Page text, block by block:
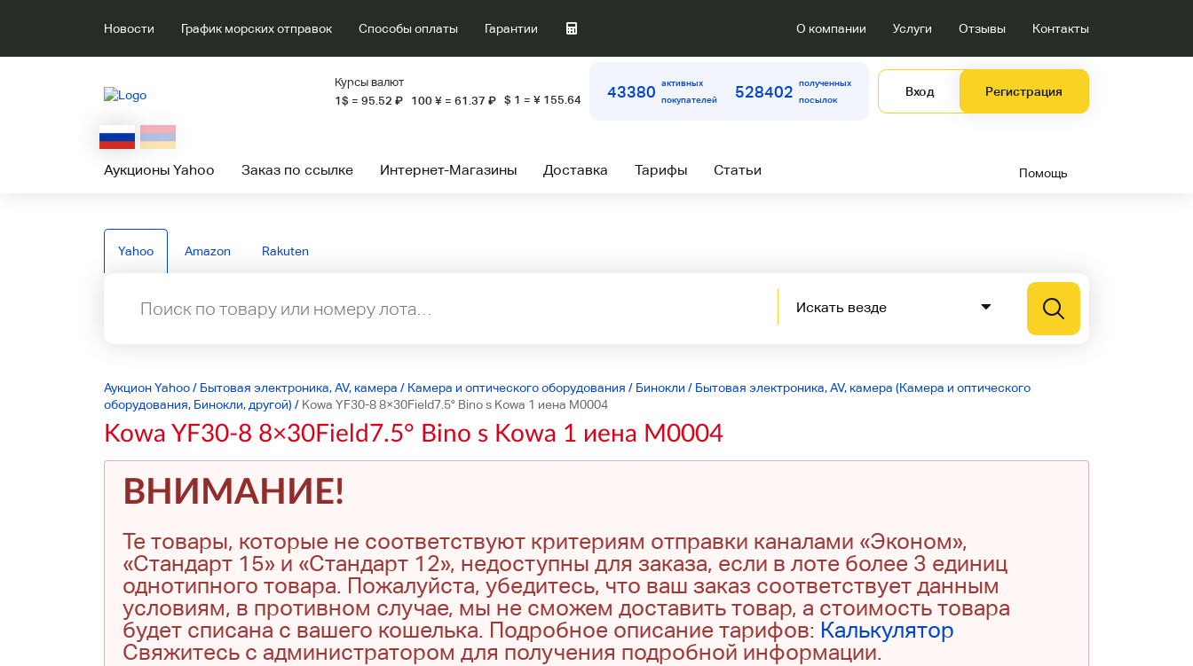
Новости График морских отправок Способы оплаты Гарантии О компании Услуги Отзывы Контакты
Курсы валют
1$ = 95.52 ₽ 100 ¥ = 61.37 ₽ $ 1 = ¥ 155.64 43380
активных
покупателей
528402
полученных
посылок
Вход Регистрация
Аукционы Yahoo Заказ по ссылке Интернет-Магазины Доставка Тарифы Статьи Помощь
Yahoo Amazon Rakuten
Аукцион Yahoo/ Бытовая электроника, AV, камера / Камера и оптического оборудования / Бинокли / Бытовая электроника, AV, камера (Камера и оптического
оборудования, Бинокли, другой) / Kowa YF30-8 8×30Field7.5° Bino s Kowa 1 иена M0004
Kowa YF30-8 8×30Field7.5° Bino s Kowa 1 иена M0004
ВНИМАНИЕ!
Те товары, которые не соответствуют критериям отправки каналами «Эконом»,
«Стандарт 15» и «Стандарт 12», недоступны для заказа, если в лоте более 3 единиц
однотипного товара. Пожалуйста, убедитесь, что ваш заказ соответствует данным
условиям, в противном случае, мы не сможем доставить товар, а стоимость товара
будет списана с вашего кошелька. Подробное описание тарифов: Калькулятор
Свяжитесь с администратором для получения подробной информации.